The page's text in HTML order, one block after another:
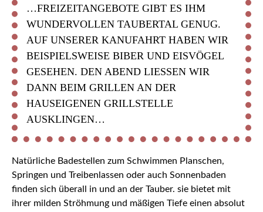
…FREIZEITANGEBOTE GIBT ES IHM
WUNDERVOLLEN TAUBERTAL GENUG.
AUF UNSERER KANUFAHRT HABEN WIR
BEISPIELSWEISE BIBER UND EISVÖGEL
GESEHEN. DEN ABEND LIESSEN WIR D
ANN BEIM GRILLEN AN DER H
AUSEIGENEN GRILLSTELLE A
USKLINGEN…
Natürliche Badestellen zum Schwimmen Planschen,
Springen und Treibenlassen oder auch Sonnenbaden
finden sich überall in und an der Tauber. sie bietet mit
ihrer milden Ströhmung und mäßigen Tiefe einen absolut